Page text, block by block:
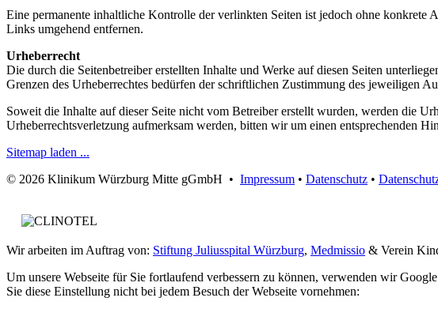
Eine permanente inhaltliche Kontrolle der verlinkten Seiten ist jedoch ohne
Links umgehend entfernen.
Urheberrecht
Die durch die Seitenbetreiber erstellten Inhalte und Werke auf diesen Seiten
Grenzen des Urheberrechtes bedürfen der schriftlichen Zustimmung des jeweiligen
Soweit die Inhalte auf dieser Seite nicht vom Betreiber erstellt wurden, werden die
Urheberrechtsverletzung aufmerksam werden, bitten wir um einen entsprechenden
Sitemap laden ...
© 2026 Klinikum Würzburg Mitte gGmbH • Impressum • Datenschutz •
Wir arbeiten im Auftrag von: Stiftung Juliusspital Würzburg, Medmissio & Verein
Um unsere Webseite für Sie fortlaufend verbessern zu können, verwenden wir
Sie diese Einstellung nicht bei jedem Besuch der Webseite vornehmen: